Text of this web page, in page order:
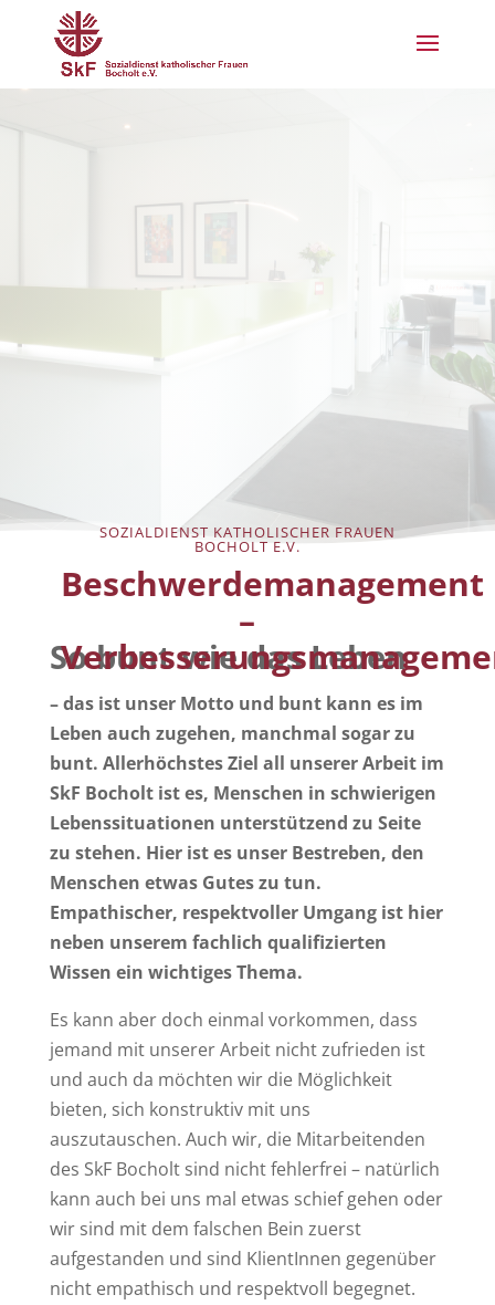
SOZIALDIENST KATHOLISCHER FRAUEN
BOCHOLT E.V.
Beschwerdemanagement
–
So bunt wie das Leben
– das ist unser Motto und bunt kann es im
Leben auch zugehen, manchmal sogar zu
bunt. Allerhöchstes Ziel all unserer Arbeit im
SkF Bocholt ist es, Menschen in schwierigen
Lebenssituationen unterstützend zu Seite
zu stehen. Hier ist es unser Bestreben, den
Menschen etwas Gutes zu tun.
Empathischer, respektvoller Umgang ist hier
neben unserem fachlich qualifizierten
Wissen ein wichtiges Thema.
Es kann aber doch einmal vorkommen, dass
jemand mit unserer Arbeit nicht zufrieden ist
und auch da möchten wir die Möglichkeit
bieten, sich konstruktiv mit uns
auszutauschen. Auch wir, die Mitarbeitenden
des SkF Bocholt sind nicht fehlerfrei – natürlich
kann auch bei uns mal etwas schief gehen oder
wir sind mit dem falschen Bein zuerst
aufgestanden und sind KlientInnen gegenüber
nicht empathisch und respektvoll begegnet.